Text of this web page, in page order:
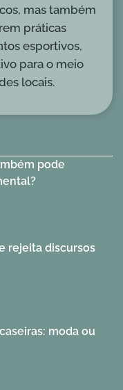
pode
rejeita discursos
moda ou
mas também
práticas
esportivos,
para o meio
locais.